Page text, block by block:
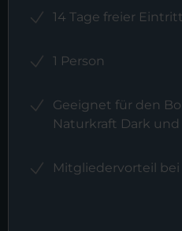
14 Tage freier
1 Person
Geeignet für den
Naturkraft Dark und
Mitgliedervorteil bei